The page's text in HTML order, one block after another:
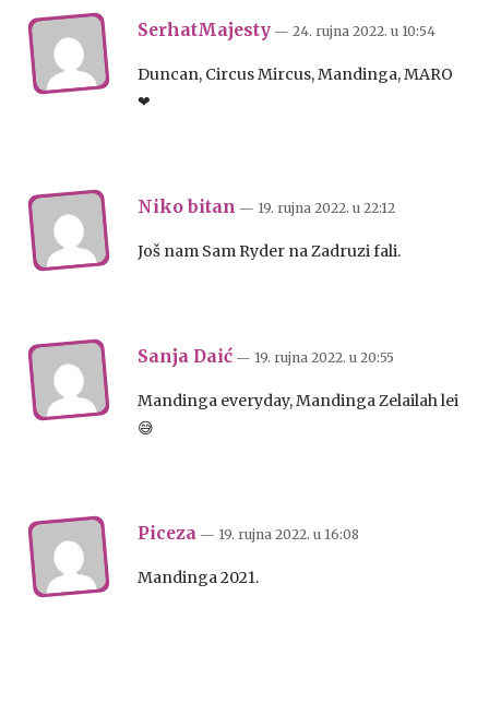
SerhatMajesty — 24. rujna 2022. u 10:54
Duncan, Circus Mircus, Mandinga, MARO
❤
Niko bitan — 19. rujna 2022. u 22:12
Još nam Sam Ryder na Zadruzi fali.
Sanja Daić — 19. rujna 2022. u 20:55
Mandinga everyday, Mandinga Zelailah lei
😅
Piceza — 19. rujna 2022. u 16:08
Mandinga 2021.